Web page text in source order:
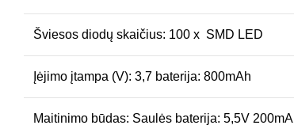
Šviesos diodų skaičius: 100 x SMD LED
Įėjimo įtampa (V): 3,7 baterija: 800mAh
Maitinimo būdas: Saulės baterija: 5,5V 200mA